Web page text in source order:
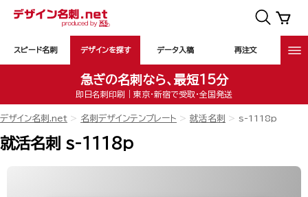
スピード名刺 デザインを探す データ入稿 再注文
急ぎの名刺なら、最短15分
即日名刺印刷｜東京・新宿で受取・全国発送
デザイン名刺.net 名刺デザインテンプレート 就活名刺 s-1118p
就活名刺 s-1118p